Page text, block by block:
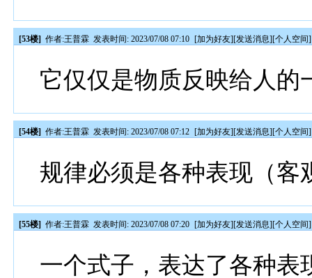
[53楼] 作者:王普霖 发表时间: 2023/07/08 07:10 [加为好友][发送消息][个人空间]
它仅仅是物质反映给人的
[54楼] 作者:王普霖 发表时间: 2023/07/08 07:12 [加为好友][发送消息][个人空间]
规律必须是各种表现（客
[55楼] 作者:王普霖 发表时间: 2023/07/08 07:20 [加为好友][发送消息][个人空间]
一个式子，表达了各种表